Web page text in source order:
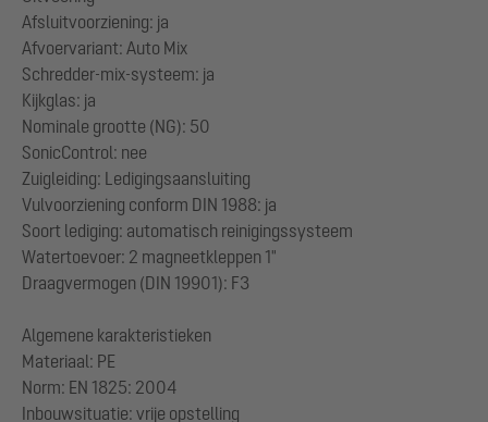
Afsluitvoorziening: ja
Afvoervariant: Auto Mix
Schredder-mix-systeem: ja
Kijkglas: ja
Nominale grootte (NG): 50
SonicControl: nee
Zuigleiding: Ledigingsaansluiting
Vulvoorziening conform DIN 1988: ja
Soort lediging: automatisch reinigingssysteem
Watertoevoer: 2 magneetkleppen 1"
Draagvermogen (DIN 19901): F3
Algemene karakteristieken
Materiaal: PE
Norm: EN 1825: 2004
Inbouwsituatie: vrije opstelling